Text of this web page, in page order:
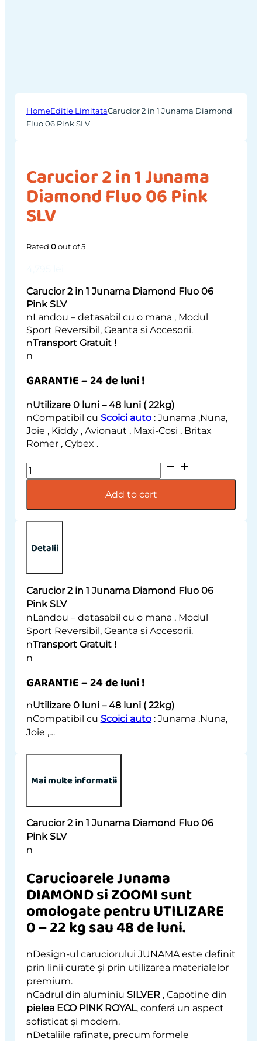
HomeEditie LimitataCarucior 2 in 1 Junama Diamond
Fluo 06 Pink SLV
Carucior 2 in 1 Junama
Diamond Fluo 06 Pink
SLV
Rated 0out of 5
Carucior 2 in 1 Junama Diamond Fluo 06
Pink SLV
nLandou – detasabil cu o mana , Modul
Sport Reversibil, Geanta si Accesorii.
nTransport Gratuit !
n
GARANTIE – 24 de luni !
nUtilizare 0 luni – 48 luni ( 22kg)
nCompatibil cu Scoici auto: Junama ,Nuna,
Joie , Kiddy , Avionaut , Maxi-Cosi , Britax
Romer , Cybex .
Carucior
2
Fluo
06
quantity
Add to cart
Detalii
Carucior 2 in 1 Junama Diamond Fluo 06
Pink SLV
nLandou – detasabil cu o mana , Modul
Sport Reversibil, Geanta si Accesorii.
nTransport Gratuit !
n
GARANTIE – 24 de luni !
nUtilizare 0 luni – 48 luni ( 22kg)
nCompatibil cu Scoici auto: Junama ,Nuna,
Joie ,…
Mai multe informatii
Carucior 2 in 1 Junama Diamond Fluo 06
Pink SLV
n
Carucioarele Junama
DIAMOND si ZOOMI sunt
omologate pentru UTILIZARE
0 – 22 kg sau 48 de luni.
nDesign-ul caruciorului JUNAMA este definit
prin linii curate și prin utilizarea materialelor
premium.
nCadrul din aluminiu SILVER, Capotine din
pielea ECO PINK ROYAL, conferă un aspect
sofisticat și modern.
nDetaliile rafinate, precum formele